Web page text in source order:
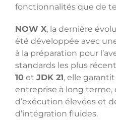
fonctionnalités que de
NOW X, la dernière
été développée avec
à la préparation pour
standards les plus
10 et JDK 21, elle
entreprise à long terme,
d’exécution élevées et
d’intégration fluides.